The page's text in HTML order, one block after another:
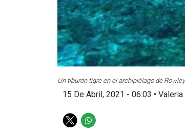
Un tiburón tigre en el archipiélago de
15 De Abril, 2021 - 06:03 •
T
W